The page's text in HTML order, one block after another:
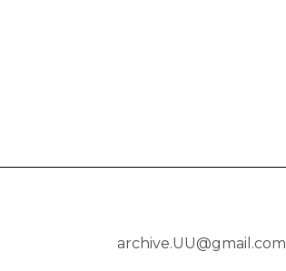
archive.UU@gmail.com